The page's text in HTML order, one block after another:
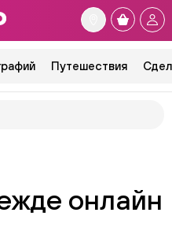
Путешествия
онлайн